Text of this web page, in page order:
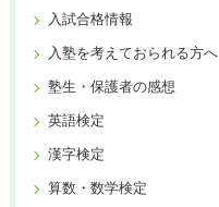
入試合格情報
入塾を考えておられる方へ
塾生・保護者の感想
英語検定
漢字検定
算数・数学検定